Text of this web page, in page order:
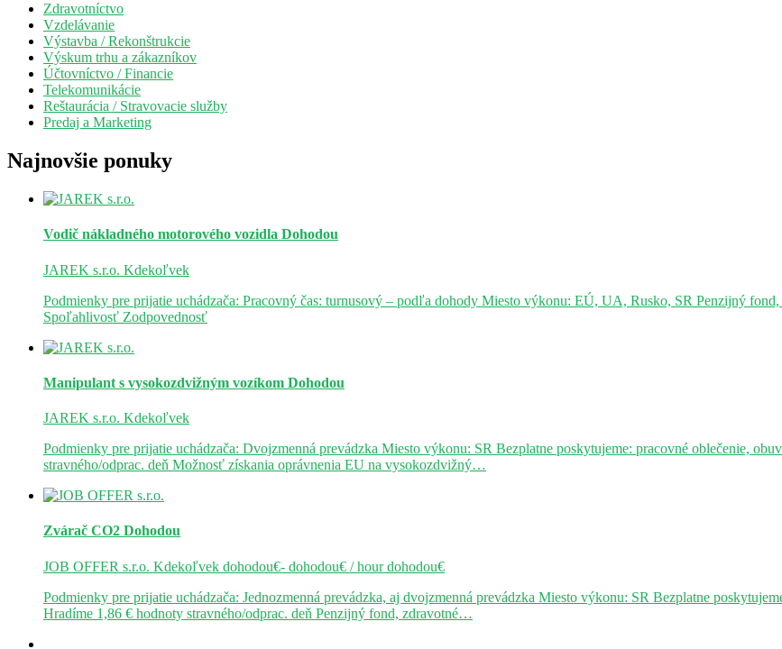
Zdravotníctvo
Vzdelávanie
Výstavba / Rekonštrukcie
Výskum trhu a zákazníkov
Účtovníctvo / Financie
Telekomunikácie
Reštaurácia / Stravovacie služby
Predaj a Marketing
Najnovšie ponuky
Vodič nákladného motorového vozidla Dohodou
JAREK s.r.o. Kdekoľvek
Podmienky pre prijatie uchádzača: Pracovný čas: turnusový – podľa dohody Miesto výkonu: EÚ, UA, Rusko, SR Penzijný
Spoľahlivosť Zodpovednosť
Manipulant s vysokozdvižným vozíkom Dohodou
JAREK s.r.o. Kdekoľvek
Podmienky pre prijatie uchádzača: Dvojzmenná prevádzka Miesto výkonu: SR Bezplatne poskytujeme: pracovné oblečenie,
stravného/odprac. deň Možnosť získania oprávnenia EU na vysokozdvižný…
Zvárač CO2 Dohodou
JOB OFFER s.r.o. Kdekoľvek dohodou€- dohodou€ / hourdohodou€
Podmienky pre prijatie uchádzača: Jednozmenná prevádzka, aj dvojzmenná prevádzka Miesto výkonu: SR Bezplatne
Hradíme 1,86 € hodnoty stravného/odprac. deň Penzijný fond, zdravotné…